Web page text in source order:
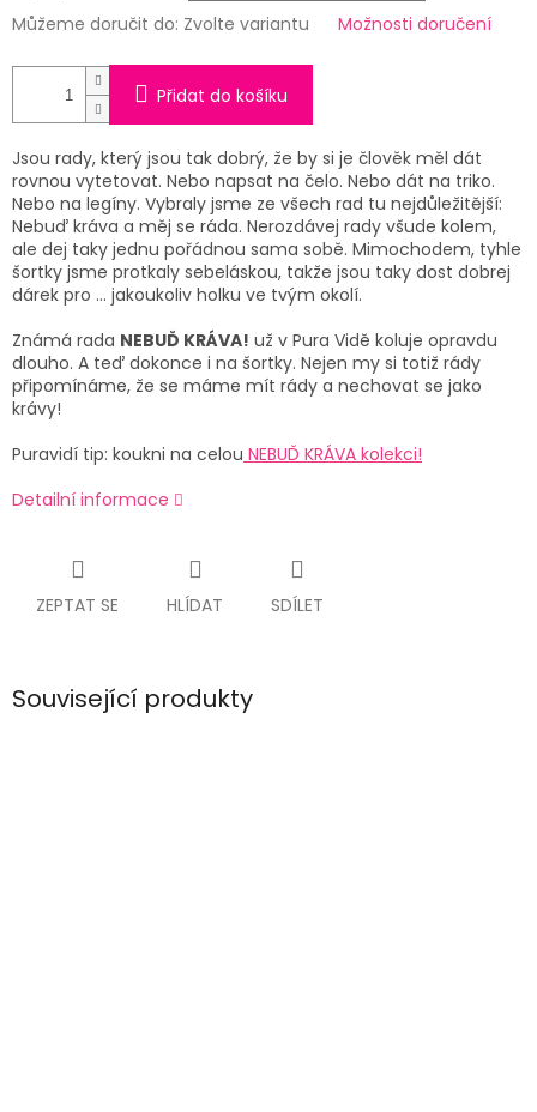
Můžeme doručit do: Zvolte variantu Možnosti doručení
Přidat do košíku
Jsou rady, který jsou tak dobrý, že by si je člověk měl dát
rovnou vytetovat. Nebo napsat na čelo. Nebo dát na triko.
Nebo na legíny. Vybraly jsme ze všech rad tu nejdůležitější:
Nebuď kráva a měj se ráda. Nerozdávej rady všude kolem,
ale dej taky jednu pořádnou sama sobě. Mimochodem, tyhle
šortky jsme protkaly sebeláskou, takže jsou taky dost dobrej
dárek pro ... jakoukoliv holku ve tvým okolí.
Známá rada NEBUĎ KRÁVA! už v Pura Vidě koluje opravdu
dlouho. A teď dokonce i na šortky. Nejen my si totiž rády
připomínáme, že se máme mít rády a nechovat se jako
krávy!
Puravidí tip: koukni na celou NEBUĎ KRÁVA kolekci!
Detailní informace
ZEPTAT SE HLÍDAT SDÍLET
Související produkty